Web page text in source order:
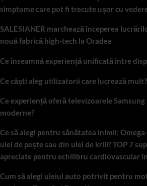
simptome care pot fi trecute ușor cu
SALESIANER marchează începerea
nouă fabrică high-tech la Oradea
Ce înseamnă experiență unificată între
Ce căști aleg utilizatorii care lucrează mult?
Ce experiență oferă televizoarele Samsung
moderne?
Ce să alegi pentru sănătatea inimii:
ulei de pește sau din ulei de krill? TOP 7
apreciate pentru echilibru cardiovascular
Cum să alegi uleiul auto potrivit pentru